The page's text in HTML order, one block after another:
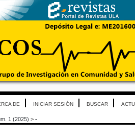
DE INICIAR SESIÓN BUSCAR
1 (2025) > -